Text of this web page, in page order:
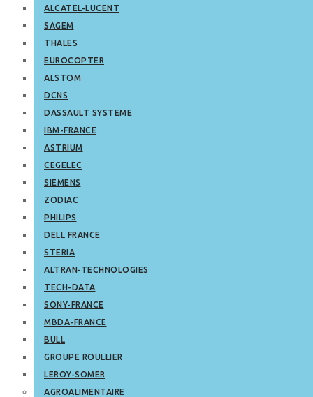
ALCATEL-LUCENT
SAGEM
THALES
EUROCOPTER
ALSTOM
DCNS
DASSAULT SYSTEME
IBM-FRANCE
ASTRIUM
CEGELEC
SIEMENS
ZODIAC
PHILIPS
DELL FRANCE
STERIA
ALTRAN-TECHNOLOGIES
TECH-DATA
SONY-FRANCE
MBDA-FRANCE
BULL
GROUPE ROULLIER
LEROY-SOMER
AGROALIMENTAIRE